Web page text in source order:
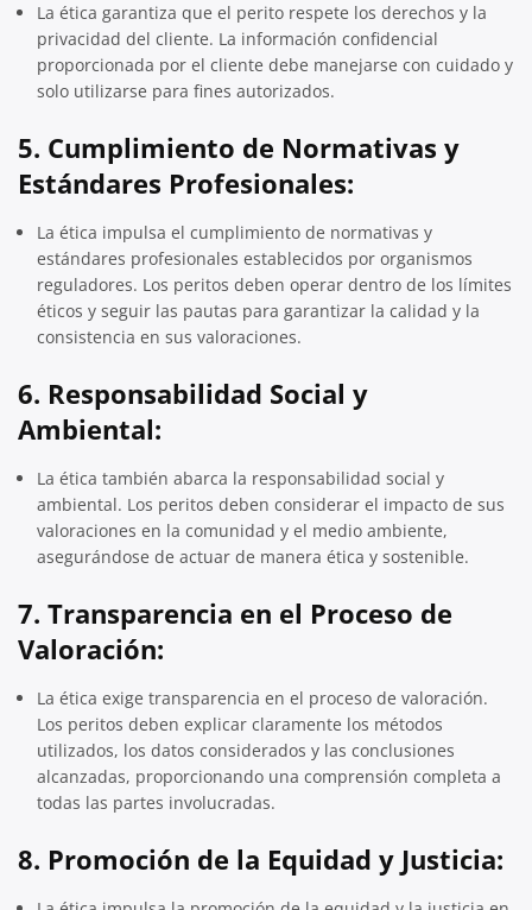
La ética garantiza que el perito respete los derechos y la
privacidad del cliente. La información confidencial
proporcionada por el cliente debe manejarse con cuidado y
solo utilizarse para fines autorizados.
5. Cumplimiento de Normativas y
Estándares Profesionales:
La ética impulsa el cumplimiento de normativas y
estándares profesionales establecidos por organismos
reguladores. Los peritos deben operar dentro de los límites
éticos y seguir las pautas para garantizar la calidad y la
consistencia en sus valoraciones.
6. Responsabilidad Social y
Ambiental:
La ética también abarca la responsabilidad social y
ambiental. Los peritos deben considerar el impacto de sus
valoraciones en la comunidad y el medio ambiente,
asegurándose de actuar de manera ética y sostenible.
7. Transparencia en el Proceso de
Valoración:
La ética exige transparencia en el proceso de valoración.
Los peritos deben explicar claramente los métodos
utilizados, los datos considerados y las conclusiones
alcanzadas, proporcionando una comprensión completa a
todas las partes involucradas.
8. Promoción de la Equidad y Justicia: